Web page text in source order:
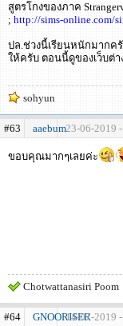
สูตรโกงของภาค
; http://sims-online.com/
ปล.ช่วงนี้เรียนหนักมากค
ให้ครับ ตอนนี้ดูของเว็บต่า
sohyun
#63 aaebum23-06-2019
ขอบคุณมากๆเลยค่ะ
Chotwattanasiri Poom
#64 GNOORISER14-07-2019